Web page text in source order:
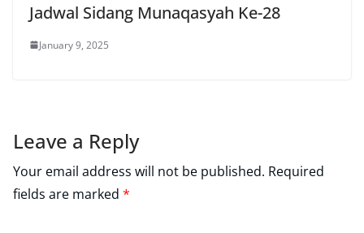
Jadwal Sidang Munaqasyah Ke-28
January 9, 2025
Leave a Reply
Your email address will not be published. Required
fields are marked *